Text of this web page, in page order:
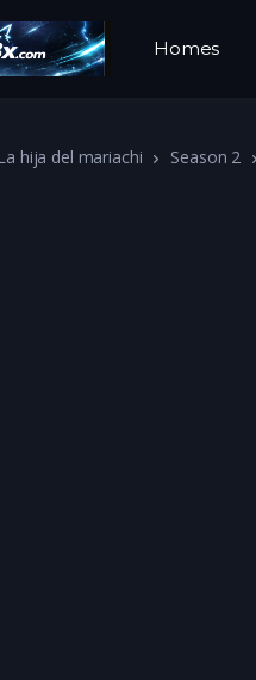
Homes
hija del mariachi Season 2